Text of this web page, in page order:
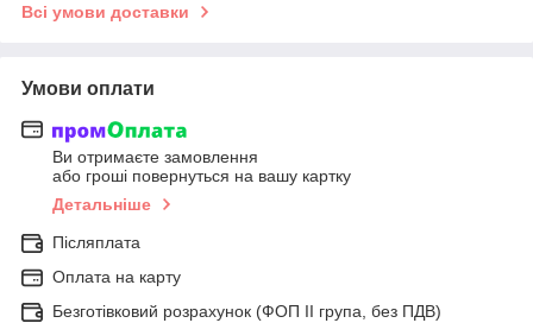
Всі умови доставки
Умови оплати
Ви отримаєте замовлення
або гроші повернуться на вашу картку
Детальніше
Післяплата
Оплата на карту
Безготівковий розрахунок (ФОП ІІ група, без ПДВ)